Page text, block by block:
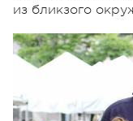
из бликзого